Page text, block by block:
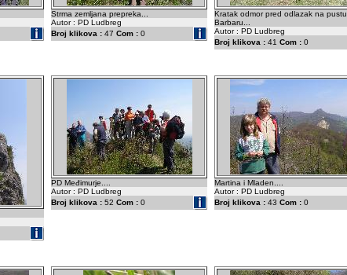
Strma zemljana prepreka...
Autor : PD Ludbreg
Broj klikova : 47 Com : 0
Kratak odmor pred odlazak na pustu
Barbaru...
Autor : PD Ludbreg
Broj klikova : 41 Com : 0
PD Međimurje....
Autor : PD Ludbreg
Broj klikova : 52 Com : 0
Martina i Mladen....
Autor : PD Ludbreg
Broj klikova : 43 Com : 0